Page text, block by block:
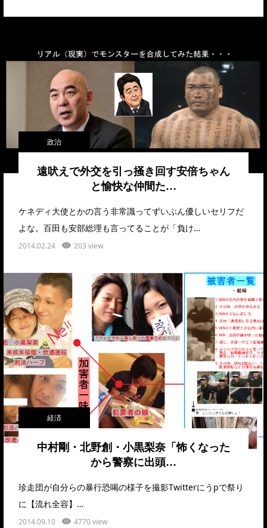
政治
遠吠えで外交を引っ掻き回す安倍ちゃん
と愉快な仲間た…
ケネディ大使とかの言う非常識ってずいぶん優しいセリフだ
よな。百田も安部総理も言ってることが「負け…
2014.02.24 203 view
経済
中村剛・北野創・小黒梨奈「怖くなった
から警察に出頭…
珍走団が自分らの暴行恐喝の様子を撮影Twitterにうpで祭り
に【流れ全容】…
2014.09.10 4770 view